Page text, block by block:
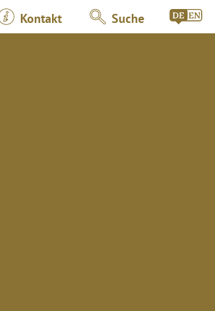
Kontakt Suche